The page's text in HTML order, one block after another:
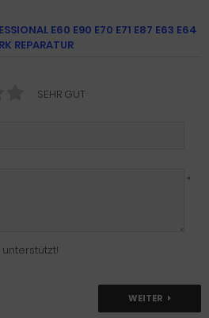
E60 E90 E70 E71 E87 E63 E64
REPARATUR
SEHR GUT
*
unterstützt!
WEITER